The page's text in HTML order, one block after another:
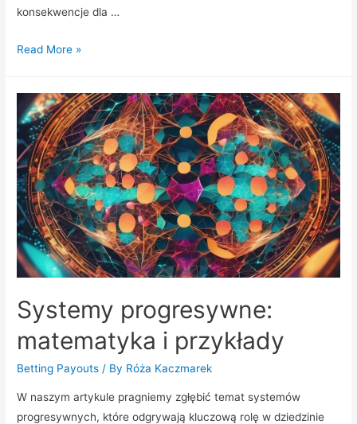
konsekwencje dla …
Wiadomości
zmiany
w
przepisach
Read More »
Systemy progresywne:
matematyka i przykłady
Betting Payouts / By Róża Kaczmarek
W naszym artykule pragniemy zgłębić temat systemów
progresywnych, które odgrywają kluczową rolę w dziedzinie